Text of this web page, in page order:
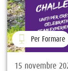
Per Formare
15 novembre